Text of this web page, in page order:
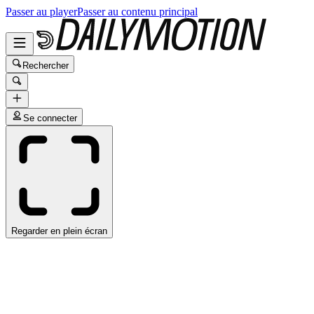
Passer au playerPasser au contenu principal
Rechercher
Se connecter
Regarder en plein écran